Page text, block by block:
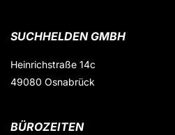
SUCHHELDEN GMBH
Heinrichstraße 14c
49080 Osnabrück
BÜROZEITEN